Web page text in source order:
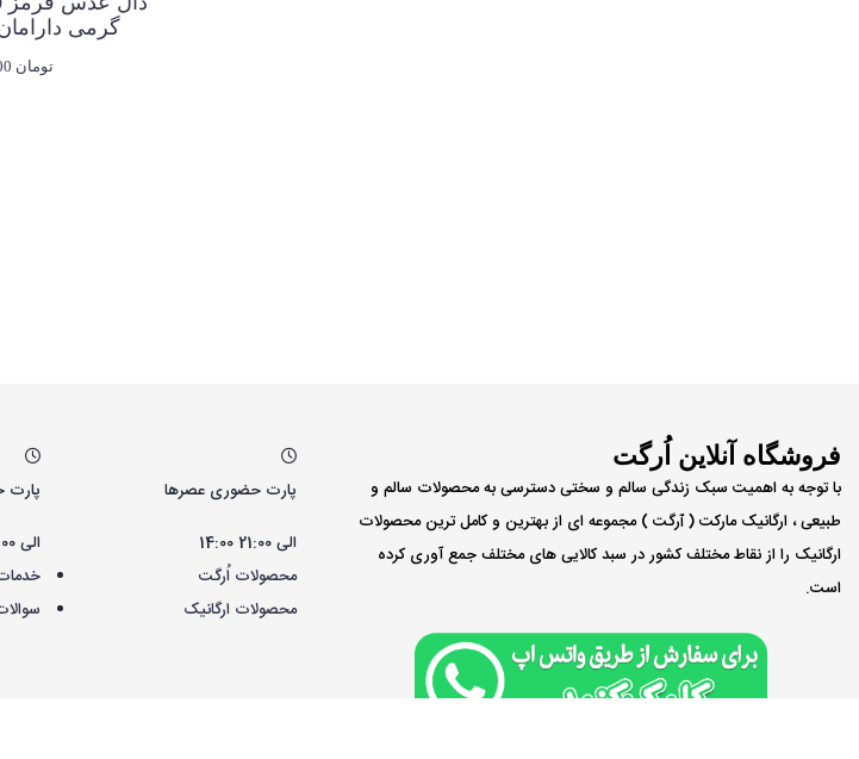
گرمی
254,000 تومان
فروشگاه آنلاین اُرگت
با توجه به اهمیت سبک زندگی سالم و سختی دسترسی به محصولات سالم و
طبیعی ، ارگانیک مارکت ( ٱرگت ) مجموعه ای از بهترین و کامل ترین محصولات
ارگانیک را از نقاط مختلف کشور در سبد کالایی های مختلف جمع آوری کرده
است.
10:00 الی 14:00
پارت حضوری عصرها
14:00 الی 21:00
محصولات اُرگت
محصولات ارگانیک